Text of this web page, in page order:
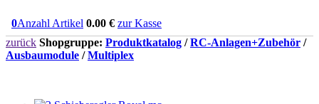
0Anzahl Artikel 0.00 € zur Kasse
zurück Shopgruppe: Produktkatalog /RC-Anlagen+Zubehör /
Ausbaumodule /Multiplex